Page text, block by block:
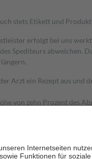
stets Etikett und
erfolgt bei uns
Spediteurs abweichen.
Arzt ein Rezept aus und
von zehn Prozent des
Gesundheit zu stärken
Lebensjahr mit